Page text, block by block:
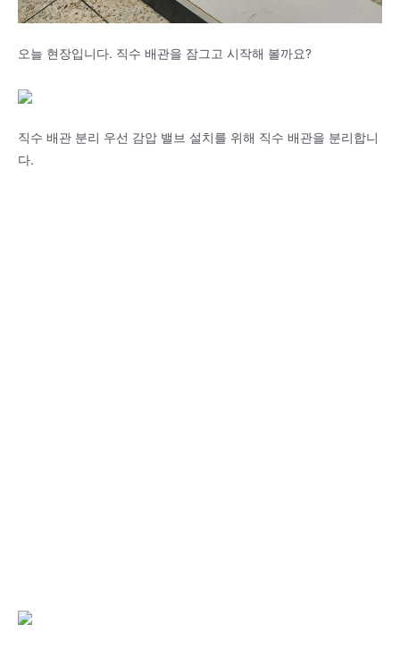
오늘 현장입니다. 직수 배관을 잠그고 시작해 볼까요?
직수 배관 분리 우선 감압 밸브 설치를 위해 직수 배관을 분리합니
다.